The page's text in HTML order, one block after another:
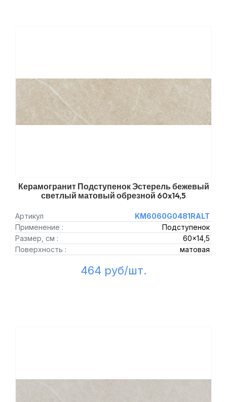
Керамогранит Подступенок Эстерель бежевый
светлый матовый обрезной 60x14,5
Артикул
KM6060G0481RALT
Применение :
Подступенок
Размер, см :
60x14,5
Поверхность :
матовая
464 руб/шт.